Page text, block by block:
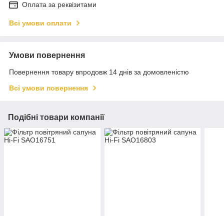
Оплата за реквізитами
Всі умови оплати
Умови повернення
Повернення товару впродовж 14 днів за домовленістю
Всі умови повернення
Подібні товари компанії